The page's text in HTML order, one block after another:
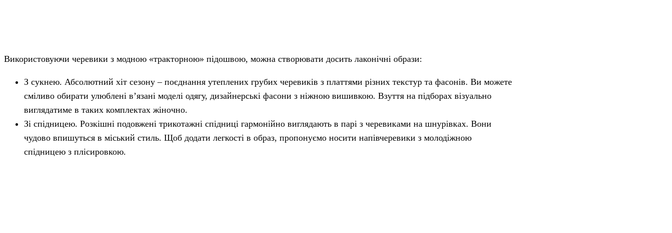
Використовуючи черевики з модною «тракторною» підошвою, можна створювати досить лаконічні образи:
З сукнею. Абсолютний хіт сезону – поєднання утеплених грубих черевиків з платтями різних текстур та фасонів. Ви можете
сміливо обирати улюблені в’язані моделі одягу, дизайнерські фасони з ніжною вишивкою. Взуття на підборах візуально
виглядатиме в таких комплектах жіночно.
Зі спідницею. Розкішні подовжені трикотажні спідниці гармонійно виглядають в парі з черевиками на шнурівках. Вони
чудово впишуться в міський стиль. Щоб додати легкості в образ, пропонуємо носити напівчеревики з молодіжною
спідницею з плісировкою.